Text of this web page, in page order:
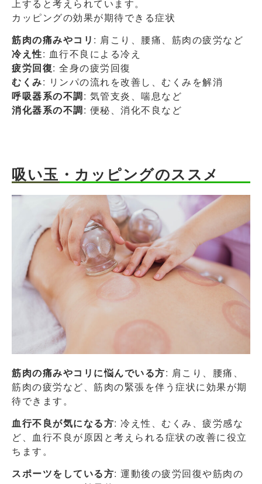
上すると考えられています。
カッピングの効果が期待できる症状
筋肉の痛みやコリ : 肩こり、腰痛、筋肉の疲労など
冷え性: 血行不良による冷え
疲労回復: 全身の疲労回復
むくみ: リンパの流れを改善し、むくみを解消
呼吸器系の不調: 気管支炎、喘息など
消化器系の不調: 便秘、消化不良など
吸い玉・カッピングのススメ
筋肉の痛みやコリに悩んでいる方: 肩こり、腰痛、
筋肉の疲労など、筋肉の緊張を伴う症状に効果が期
待できます。
血行不良が気になる方: 冷え性、むくみ、疲労感な
ど、血行不良が原因と考えられる症状の改善に役立
ちます。
スポーツをしている方: 運動後の疲労回復や筋肉の